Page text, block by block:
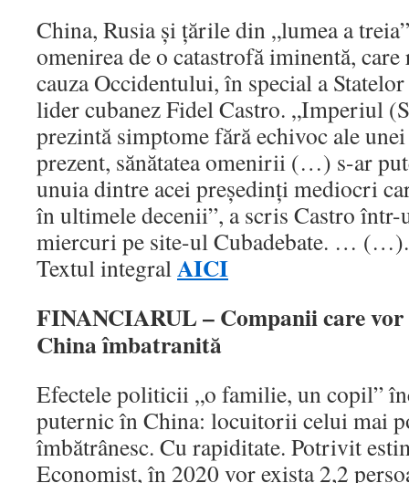
China, Rusia şi ţările din „lumea a
omenirea de o catastrofă iminentă,
cauza Occidentului, în special a
lider cubanez Fidel Castro. „Imperiul
prezintă simptome fără echivoc ale
prezent, sănătatea omenirii (…) s-ar
unuia dintre acei preşedinţi mediocri
în ultimele decenii”, a scris Castro
miercuri pe site-ul Cubadebate. … (…).
Textul integralAICI
FINANCIARUL – Companii care vor
China îmbatranită
Efectele politicii „o familie, un copil”
puternic în China: locuitorii celui mai
îmbătrânesc. Cu rapiditate. Potrivit
Economist, în 2020 vor exista 2,2